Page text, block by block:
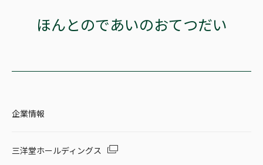
ほんとのであいのおてつだい
企業情報
三洋堂ホールディングス